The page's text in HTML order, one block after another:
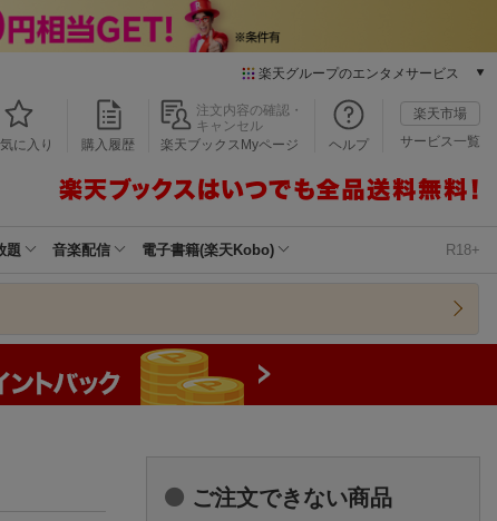
楽天グループのエンタメサービス
本/ゲーム/CD/DVD
楽天ブックス
楽天Kobo
楽天チケット
に入り 購入履歴
注文内容の確認・
キャンセル
楽天ブックスMyページ
ヘルプ
楽天市場
サービス一覧
題 音楽配信 電子書籍(楽天Kobo) R18+
ご注文できない商品